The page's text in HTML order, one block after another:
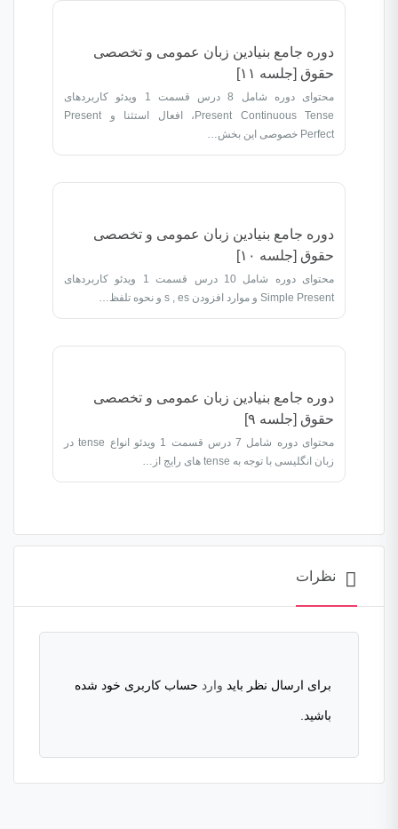
دوره جامع بنیادین زبان عمومی و تخصصی
حقوق [جلسه ۱۱]
محتوای دوره شامل 8 درس قسمت 1 ویدئو کاربردهای
Present Continuous Tense، افعال استثنا و Present
Perfect خصوصی این بخش…
دوره جامع بنیادین زبان عمومی و تخصصی
حقوق [جلسه ۱۰]
محتوای دوره شامل 10 درس قسمت 1 ویدئو کاربردهای
Simple Present و موارد افزودن s , es و نحوه تلفظ…
دوره جامع بنیادین زبان عمومی و تخصصی
حقوق [جلسه ۹]
محتوای دوره شامل 7 درس قسمت 1 ویدئو انواع tense در
زبان انگلیسی با توجه به tense های رایج از…
نظرات
برای ارسال نظر باید وارد حساب کاربری خود شده
باشید.